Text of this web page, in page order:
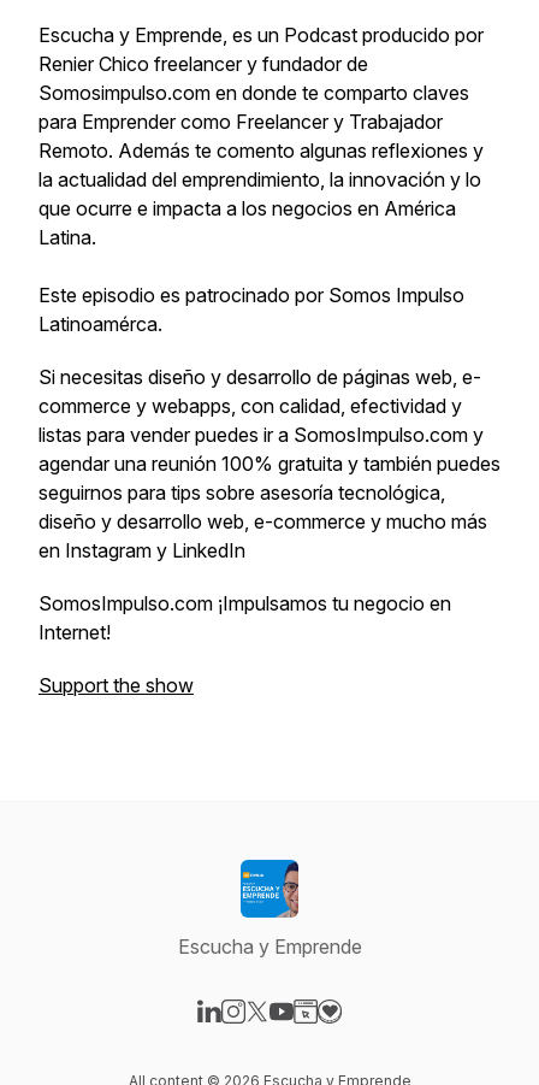
Escucha y Emprende, es un Podcast producido por
Renier Chico freelancer y fundador de
Somosimpulso.com en donde te comparto claves
para Emprender como Freelancer y Trabajador
Remoto. Además te comento algunas reflexiones y
la actualidad del emprendimiento, la innovación y lo
que ocurre e impacta a los negocios en América
Latina.
Este episodio es patrocinado por Somos Impulso
Latinoamérca.
Si necesitas diseño y desarrollo de páginas web, e-
commerce y webapps, con calidad, efectividad y
listas para vender puedes ir a SomosImpulso.com y
agendar una reunión 100% gratuita y también puedes
seguirnos para tips sobre asesoría tecnológica,
diseño y desarrollo web, e-commerce y mucho más
en Instagram y LinkedIn
SomosImpulso.com ¡Impulsamos tu negocio en
Internet!
Support the show
Escucha y Emprende
All content © 2026 Escucha y Emprende